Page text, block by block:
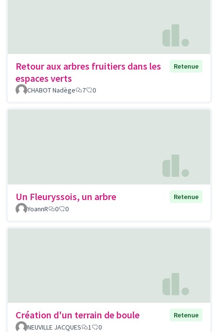
Retour aux arbres fruitiers dans les
espaces verts
Retenue
CHABOT Nadège 7 0
Un Fleuryssois, un arbre
Retenue
YoannR
0 0
Création d'un terrain de boule
Retenue
NEUVILLE JACQUES
1 0